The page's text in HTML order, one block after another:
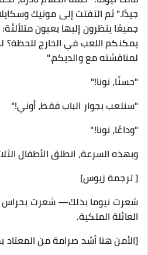
جيدًا." ثم التفتت إلى مونيك
جميعًا ينظرون إليها بعيون
يمكنكم اللعب في الخارج
لمناقشته مع والديكم."
"حسنًا، نونا!"
"سنلعب بجوار الباب فقط، أوني!"
"وداعًا، نونا!"
وبهذه السرعة، انطلق الأطفال
[ ترجمة زيوس]
شعرت نيوما بذلك— شعرت بحراس
العائلة الملكية.
[الأمن هنا أشد صرامة من المعتاد